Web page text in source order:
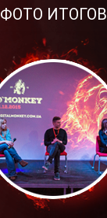
ФОТО ИТОГОВ